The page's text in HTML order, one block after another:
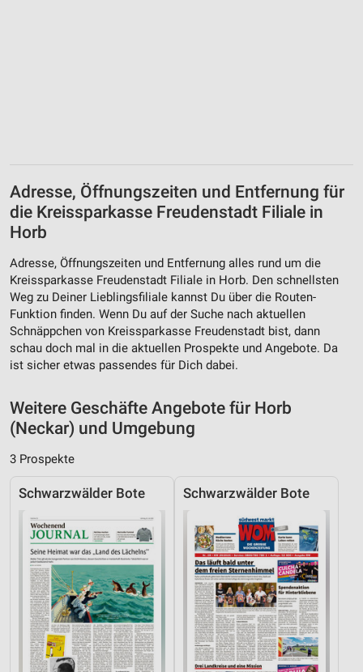
Adresse, Öffnungszeiten und Entfernung für
die Kreissparkasse Freudenstadt Filiale in
Horb
Adresse, Öffnungszeiten und Entfernung alles rund um die
Kreissparkasse Freudenstadt Filiale in Horb. Den schnellsten
Weg zu Deiner Lieblingsfiliale kannst Du über die Routen-
Funktion finden. Wenn Du auf der Suche nach aktuellen
Schnäppchen von Kreissparkasse Freudenstadt bist, dann
schau doch mal in die aktuellen Prospekte und Angebote. Da
ist sicher etwas passendes für Dich dabei.
Weitere Geschäfte Angebote für Horb
(Neckar) und Umgebung
3 Prospekte
Schwarzwälder Bote Schwarzwälder Bote
Messung der Performance von Inhalten
Analyse von Zielgruppen durch Statistiken oder
Kombinationen von Daten aus verschiedenen
Entwicklung und Verbesserung der Angebote
Verwendung reduzierter Daten zur Auswahl von
Inhalten
IAB-Besonderheiten:
Geräte anhand von aktiv angeforderten
Informationen identifizieren
Nicht-IAB-Verarbeitungszwecke:
Funktional
Werbung